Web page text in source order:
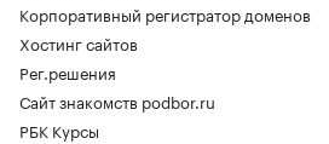
Корпоративный регистратор доменов
Хостинг сайтов
Рег.решения
Сайт знакомств podbor.ru
РБК Курсы